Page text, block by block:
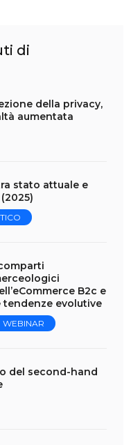
di
della privacy,
aumentata
stato attuale e
B2c e
tendenze evolutive
WEBINAR
del second-hand